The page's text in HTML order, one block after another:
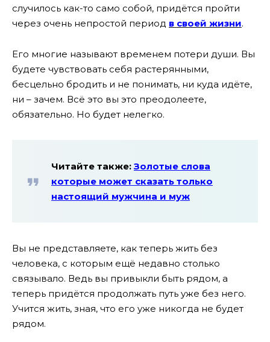
случилось как-то само собой, придётся пройти
через очень непростой период в своей жизни.
Его многие называют временем потери души. Вы
будете чувствовать себя растерянными,
бесцельно бродить и не понимать, ни куда идёте,
ни – зачем. Всё это вы это преодолеете,
обязательно. Но будет нелегко.
Читайте также: Золотые слова
которые может сказать только
настоящий мужчина и муж
Вы не представляете, как теперь жить без
человека, с которым ещё недавно столько
связывало. Ведь вы привыкли быть рядом, а
теперь придётся продолжать путь уже без него.
Учится жить, зная, что его уже никогда не будет
рядом.